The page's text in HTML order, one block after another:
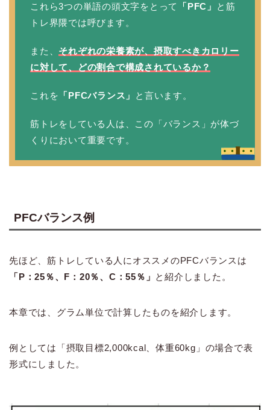
これら3つの単語の頭文字をとって 「PFC」
と筋
トレ界隈では呼びます。
また、 それぞれの栄養素が、摂取すべきカロリー
に対して、どの割合で構成されているか？
これを 「PFCバランス」 と言います。
筋トレをしている人は、この「バランス」が体づ
くりにおいて重要です。
PFCバランス例
先ほど、筋トレしている人にオススメのPFCバランスは
「P：25％、F：20％、C：55％」 と紹介しました。
本章では、グラム単位で計算したものを紹介します。
例としては「摂取目標2,000kcal、体重60kg」の場合で表
形式にしました。